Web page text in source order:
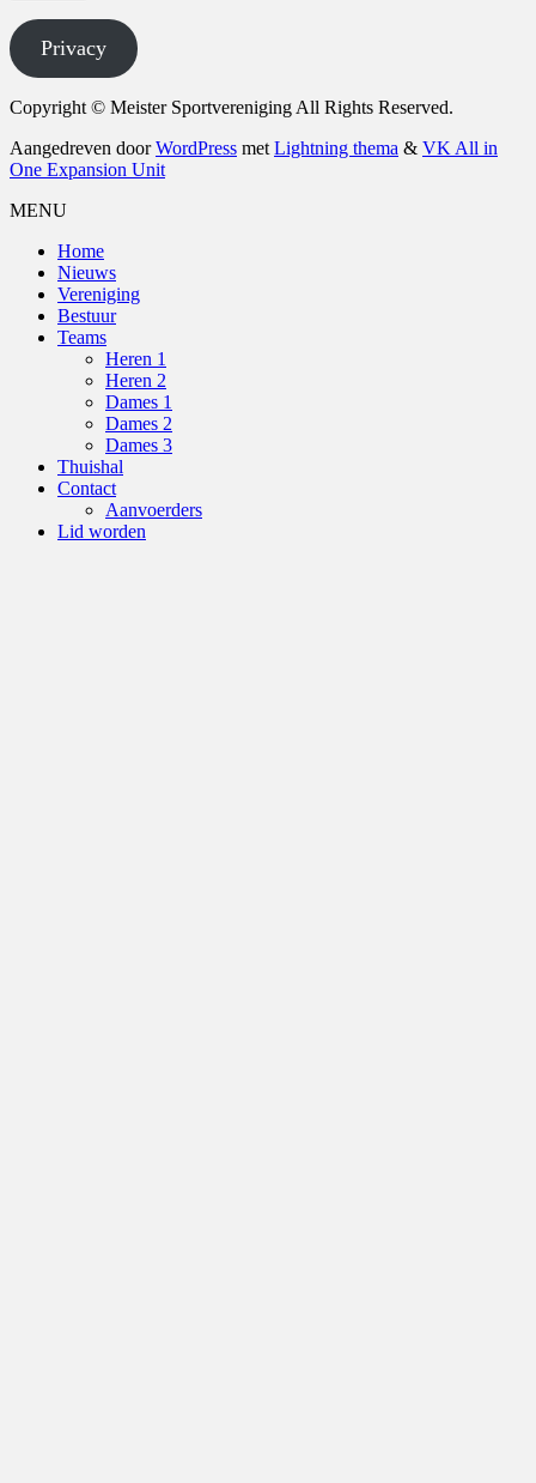
Privacy
Copyright © Meister Sportvereniging All Rights Reserved.
Aangedreven doorWordPress met Lightning thema & VK All in
One Expansion Unit
MENU
Home
Nieuws
Vereniging
Bestuur
Teams
Heren 1
Heren 2
Dames 1
Dames 2
Dames 3
Thuishal
Contact
Aanvoerders
Lid worden